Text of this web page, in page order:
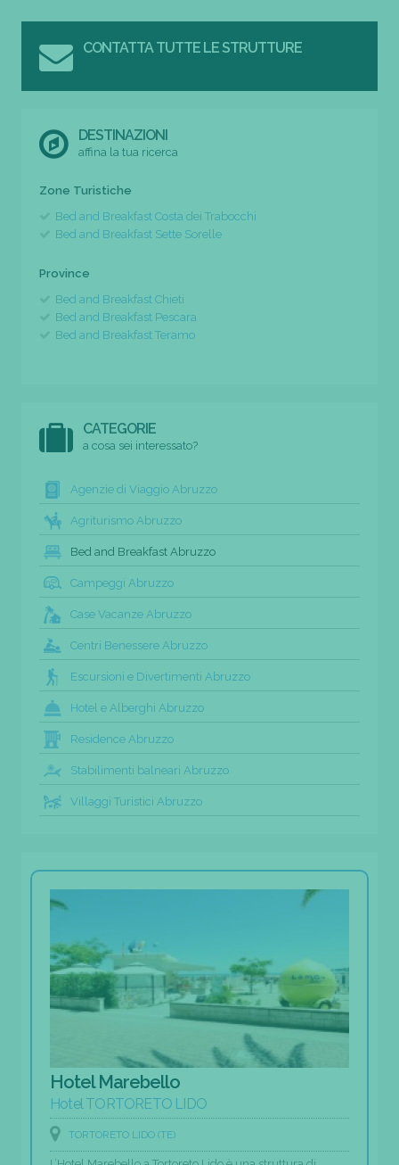
CONTATTA TUTTE LE STRUTTURE
DESTINAZIONI
affina la tua ricerca
Zone Turistiche
Bed and Breakfast Costa dei Trabocchi
Bed and Breakfast Sette Sorelle
Province
Bed and Breakfast Chieti
Bed and Breakfast Pescara
Bed and Breakfast Teramo
CATEGORIE
a cosa sei interessato?
Agenzie di Viaggio Abruzzo
Agriturismo Abruzzo
Bed and Breakfast Abruzzo
Campeggi Abruzzo
Case Vacanze Abruzzo
Centri Benessere Abruzzo
Escursioni e Divertimenti Abruzzo
Hotel e Alberghi Abruzzo
Residence Abruzzo
Stabilimenti balneari Abruzzo
Villaggi Turistici Abruzzo
Hotel Marebello
Hotel TORTORETO LIDO
TORTORETO LIDO (TE)